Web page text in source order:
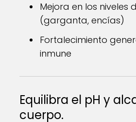
Mejora en los niveles
(garganta, encías)
Fortalecimiento
inmune
Equilibra el pH y
cuerpo.